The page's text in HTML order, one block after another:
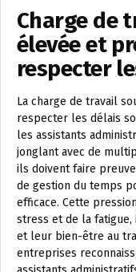
Charge de
élevée et
respecter
La charge de travail
respecter les délais
les assistants
jonglant avec de
ils doivent faire preuve
de gestion du temps
efficace. Cette
stress et de la
et leur bien-être au
entreprises